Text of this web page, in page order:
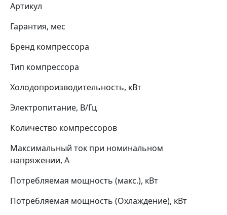
Артикул
Гарантия, мес
Бренд компрессора
Тип компрессора
Холодопроизводительность, кВт
Электропитание, В/Гц
Количество компрессоров
Максимальный ток при номинальном
напряжении, А
Потребляемая мощность (макс.), кВт
Потребляемая мощность (Охлаждение), кВт